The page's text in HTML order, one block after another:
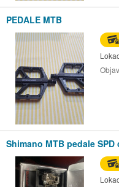
PEDALE MTB
Shimano MTB pedale